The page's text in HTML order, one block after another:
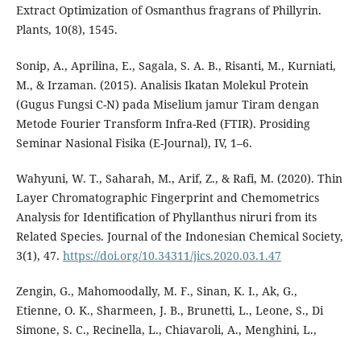
Extract Optimization of Osmanthus fragrans of Phillyrin.
Plants, 10(8), 1545.
Sonip, A., Aprilina, E., Sagala, S. A. B., Risanti, M., Kurniati,
M., & Irzaman. (2015). Analisis Ikatan Molekul Protein
(Gugus Fungsi C-N) pada Miselium jamur Tiram dengan
Metode Fourier Transform Infra-Red (FTIR). Prosiding
Seminar Nasional Fisika (E-Journal), IV, 1–6.
Wahyuni, W. T., Saharah, M., Arif, Z., & Rafi, M. (2020). Thin
Layer Chromatographic Fingerprint and Chemometrics
Analysis for Identification of Phyllanthus niruri from its
Related Species. Journal of the Indonesian Chemical Society,
3(1), 47. https://doi.org/10.34311/jics.2020.03.1.47
Zengin, G., Mahomoodally, M. F., Sinan, K. I., Ak, G.,
Etienne, O. K., Sharmeen, J. B., Brunetti, L., Leone, S., Di
Simone, S. C., Recinella, L., Chiavaroli, A., Menghini, L.,